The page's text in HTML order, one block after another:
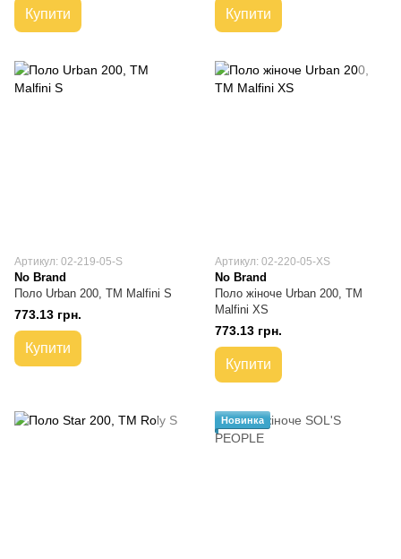
Купити Купити
Артикул: 02-219-05-S
No Brand
Поло Urban 200, TM Malfini S
773.13 грн.
Купити
Артикул: 02-220-05-XS
No Brand
Поло жіноче Urban 200, TM
Malfini XS
773.13 грн.
Купити
Новинка